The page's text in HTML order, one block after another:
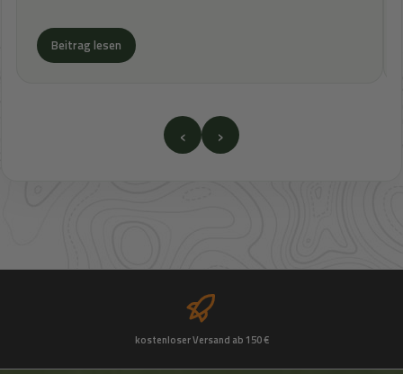
Beitrag lesen
‹ ›
kostenloser Versand ab 150 €